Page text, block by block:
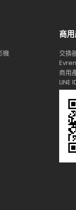
機
商
交換
商用
LINE